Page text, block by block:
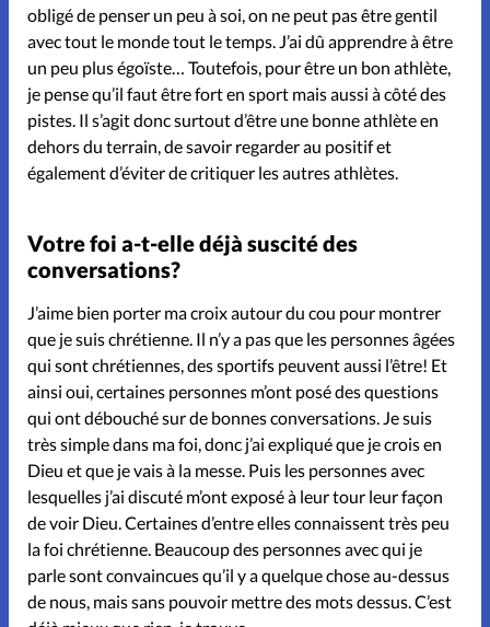
obligé de penser un peu à soi, on ne peut pas être gentil
avec tout le monde tout le temps. J’ai dû apprendre à être
un peu plus égoïste… Toutefois, pour être un bon athlète,
je pense qu’il faut être fort en sport mais aussi à côté des
pistes. Il s’agit donc surtout d’être une bonne athlète en
dehors du terrain, de savoir regarder au positif et
également d’éviter de critiquer les autres athlètes.
Votre foi a-t-elle déjà suscité des
conversations?
J’aime bien porter ma croix autour du cou pour montrer
que je suis chrétienne. Il n’y a pas que les personnes âgées
qui sont chrétiennes, des sportifs peuvent aussi l’être! Et
ainsi oui, certaines personnes m’ont posé des questions
qui ont débouché sur de bonnes conversations. Je suis
très simple dans ma foi, donc j’ai expliqué que je crois en
Dieu et que je vais à la messe. Puis les personnes avec
lesquelles j’ai discuté m’ont exposé à leur tour leur façon
de voir Dieu. Certaines d’entre elles connaissent très peu
la foi chrétienne. Beaucoup des personnes avec qui je
parle sont convaincues qu’il y a quelque chose au-dessus
de nous, mais sans pouvoir mettre des mots dessus. C’est